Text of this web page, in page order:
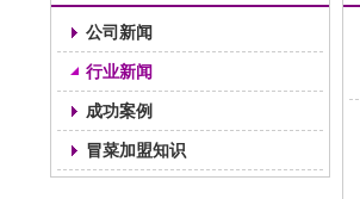
公司新闻
行业新闻
成功案例
冒菜加盟知识